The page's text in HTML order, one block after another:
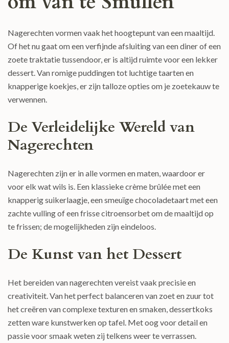
Nagerechten vormen vaak het hoogtepunt van een maaltijd.
Of het nu gaat om een verfijnde afsluiting van een diner of een
zoete traktatie tussendoor, er is altijd ruimte voor een lekker
dessert. Van romige puddingen tot luchtige taarten en
knapperige koekjes, er zijn talloze opties om je zoetekauw te
verwennen.
De Verleidelijke Wereld van
Nagerechten
Nagerechten zijn er in alle vormen en maten, waardoor er
voor elk wat wils is. Een klassieke crème brûlée met een
knapperig suikerlaagje, een smeuïge chocoladetaart met een
zachte vulling of een frisse citroensorbet om de maaltijd op
te frissen; de mogelijkheden zijn eindeloos.
De Kunst van het Dessert
Het bereiden van nagerechten vereist vaak precisie en
creativiteit. Van het perfect balanceren van zoet en zuur tot
het creëren van complexe texturen en smaken, dessertkoks
zetten ware kunstwerken op tafel. Met oog voor detail en
passie voor smaak weten zij telkens weer te verrassen.